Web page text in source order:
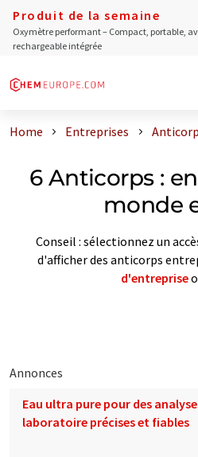
Produit de la semaine
Oxymètre performant – Compact, portable,
rechargeable intégrée
Home Entreprises
6 Anticorps :
monde
Conseil : sélectionnez un
d'afficher des anticorps
d'entreprise
Annonces
Eau ultra pure pour des
laboratoire précises et fiables